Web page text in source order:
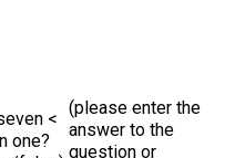
<
one?
(please enter the
answer to the
question or